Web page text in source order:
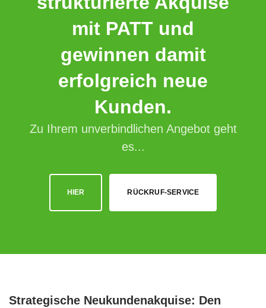
mit PATT und
gewinnen damit
erfolgreich neue
Kunden.
Zu Ihrem unverbindlichen Angebot geht
es...
HIER RÜCKRUF-SERVICE
Strategische Neukundenakquise: Den